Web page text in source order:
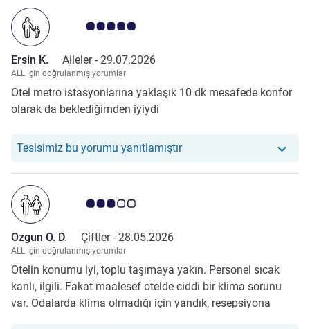
Avis müşterileri puanı 5.0/5
Ersin K. Aileler - 29.07.2026
ALL için doğrulanmış yorumlar
Otel metro istasyonlarına yaklaşık 10 dk mesafede konfor
olarak da beklediğimden iyiydi
Tesisimiz bu yorumu yanıtlamıştırOtelimiz şu yoruma yanıt
Avis müşterileri puanı 3.0/5
Ozgun O. D. Çiftler - 28.05.2026
ALL için doğrulanmış yorumlar
Otelin konumu iyi, toplu taşımaya yakın. Personel sıcak
kanlı, ilgili. Fakat maalesef otelde ciddi bir klima sorunu
var. Odalarda klima olmadığı için yandık, resepsiyona